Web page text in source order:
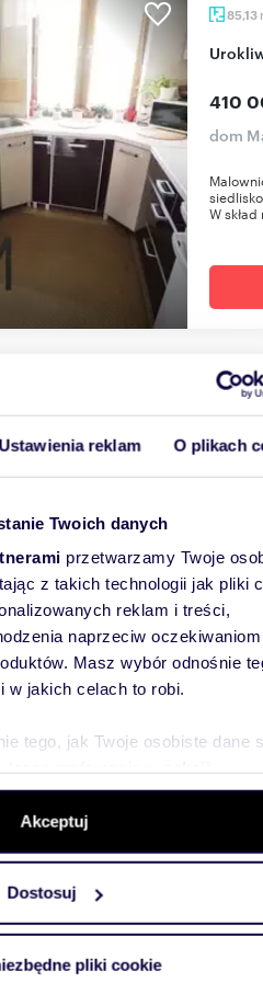
Ustawienia reklam O plikach
Twoich danych
przetwarzamy Twoje
z takich technologii jak pliki
reklam i treści,
naprzeciw oczekiwaniom
Masz wybór odnośnie
w jakich celach to robi.
tego, jak Twoje osobiste dane
plików cookie możesz zmienić
chwili.
i analizować ruch w
korzystasz z naszej witryny,
połączyć te informacje z
Akceptuj
Dostosuj
pliki cookie
85,13
410
dom
W
150m
Na
oraz
idealna
dom